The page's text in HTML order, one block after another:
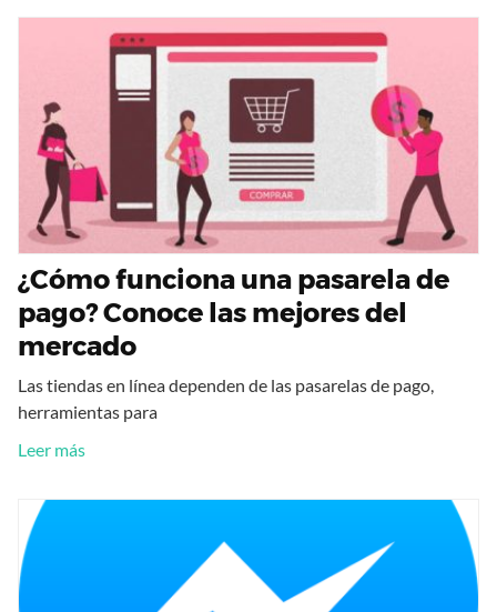
¿Cómo funciona una pasarela de
pago? Conoce las mejores del
mercado
Las tiendas en línea dependen de las pasarelas de pago,
herramientas para
Leer más